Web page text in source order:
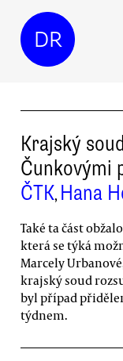
DR
Krajský
Čunkovými
ČTK, Hana
Také ta část
která se týká
Marcely
krajský soud
byl případ
týdnem.